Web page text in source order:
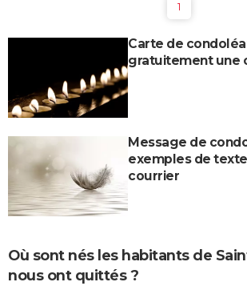
1
Carte de
gratuitement une
Message de
exemples de
courrier
Où sont nés les habitants de
nous ont quittés ?